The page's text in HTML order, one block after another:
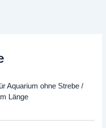
Aquarium ohne Strebe /
Länge